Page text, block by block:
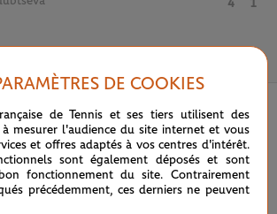
4 1
DE COOKIES
de Tennis et ses tiers utilisent des
à mesurer l'audience du site internet et vous
et offres adaptés à vos centres d'intérêt.
sont également déposés et sont
fonctionnement du site. Contrairement
précédemment, ces derniers ne peuvent